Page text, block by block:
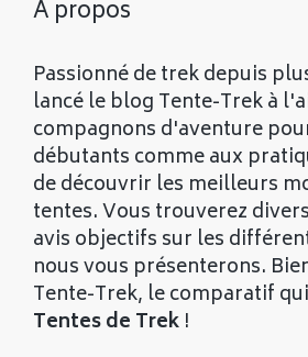
À propos
Passionné de trek depuis
lancé le blog Tente-Trek à
compagnons d'aventure
débutants comme aux
de découvrir les meilleurs
tentes. Vous trouverez
avis objectifs sur les
nous vous présenterons.
Tente-Trek, le comparatif
Tentes de Trek !